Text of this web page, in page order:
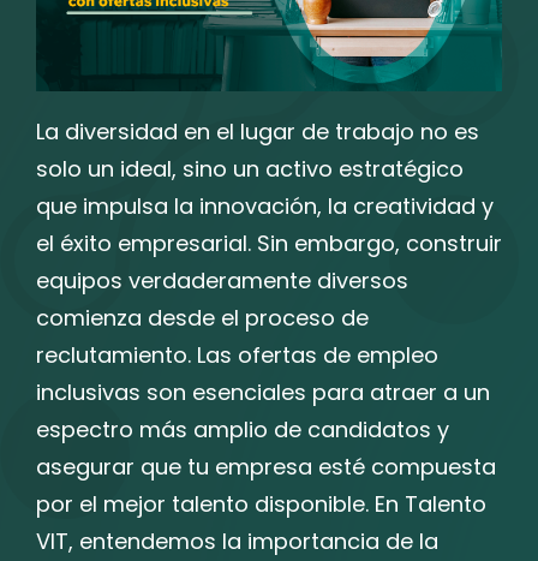
La diversidad en el lugar de trabajo no es
solo un ideal, sino un activo estratégico
que impulsa la innovación, la creatividad y
el éxito empresarial. Sin embargo, construir
equipos verdaderamente diversos
comienza desde el proceso de
reclutamiento. Las ofertas de empleo
inclusivas son esenciales para atraer a un
espectro más amplio de candidatos y
asegurar que tu empresa esté compuesta
por el mejor talento disponible. En Talento
VIT, entendemos la importancia de la